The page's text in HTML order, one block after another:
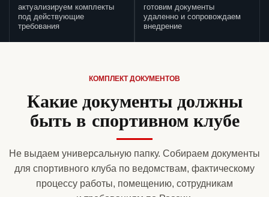
актуализируем комплекты
под действующие
требования
готовим документы
удаленно и сопровождаем
внедрение
КОМПЛЕКТ ДОКУМЕНТОВ
Какие документы должны
быть в спортивном клубе
Не выдаем универсальную папку. Собираем документы
для спортивного клуба по ведомствам, фактическому
процессу работы, помещению, сотрудникам